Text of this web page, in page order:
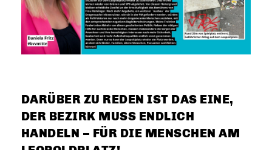
DARÜBER ZU REDEN IST DAS EINE,
DER BEZIRK MUSS ENDLICH
HANDELN – FÜR DIE MENSCHEN AM